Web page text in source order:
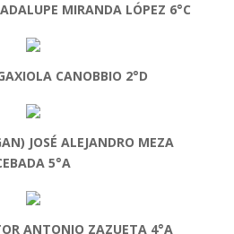
MIRANDA LÓPEZ 6°C
CANOBBIO 2°D
JOSÉ ALEJANDRO MEZA
5°A
ANTONIO ZAZUETA 4°A